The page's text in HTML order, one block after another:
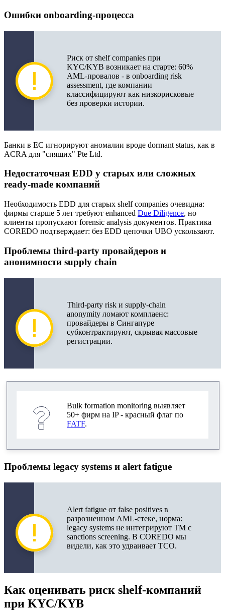
Ошибки onboarding-процесса
Риск от shelf companies при
KYC/KYB возникает на старте: 60%
AML-провалов - в onboarding risk
assessment, где компании
классифицируют как низкорисковые
без проверки истории.
Банки в ЕС игнорируют аномалии вроде dormant status, как в
ACRA для "спящих" Pte Ltd.
Недостаточная EDD у старых или сложных
ready-made компаний
Необходимость EDD для старых shelf companies очевидна:
фирмы старше 5 лет требуют enhanced Due Diligence, но
клиенты пропускают forensic analysis документов. Практика
COREDO подтверждает: без EDD цепочки UBO ускользают.
Проблемы third-party провайдеров и
анонимности supply chain
Third-party risk и supply-chain
anonymity ломают комплаенс:
провайдеры в Сингапуре
субконтрактируют, скрывая массовые
регистрации.
Bulk formation monitoring выявляет
50+ фирм на IP - красный флаг по
FATF.
Проблемы legacy systems и alert fatigue
Alert fatigue от false positives в
разрозненном AML-стеке, норма:
legacy systems не интегрируют TM с
sanctions screening. В COREDO мы
видели, как это удваивает TCO.
Как оценивать риск shelf-компаний
при KYC/KYB